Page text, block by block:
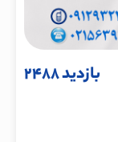
بازدید 2488